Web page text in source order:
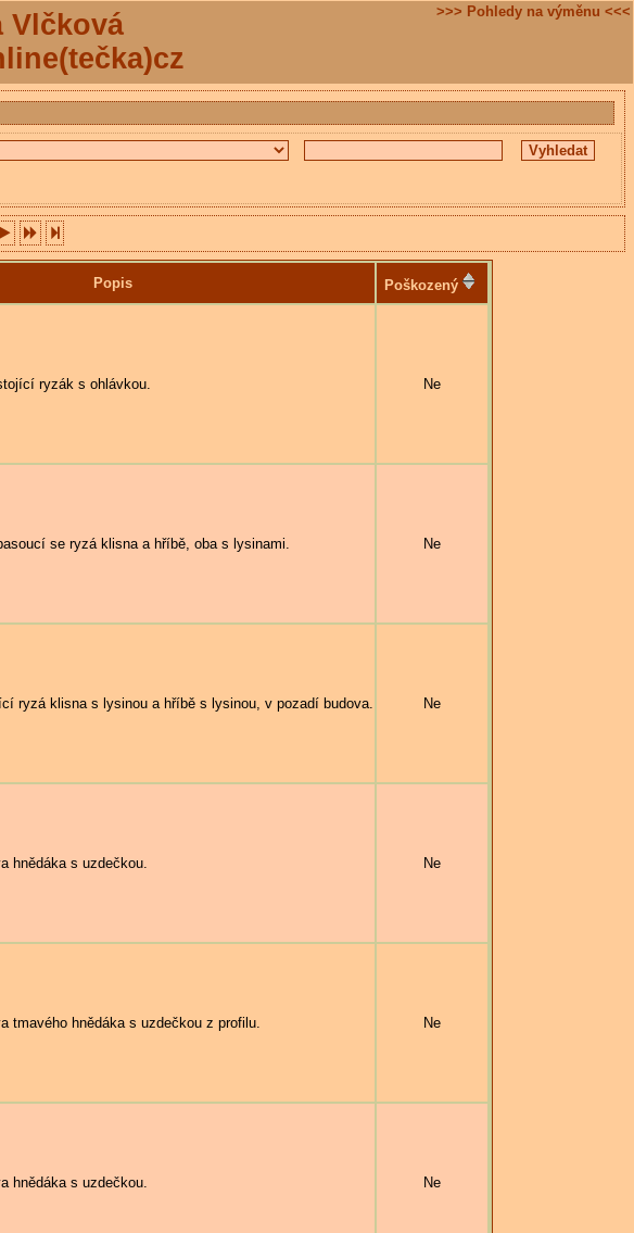
Vlčková
>>> Pohledy na výměnu <<<
Popis Poškozený
ryzák s ohlávkou. Ne
se ryzá klisna a hříbě, oba s lysinami. Ne
ryzá klisna s lysinou a hříbě s lysinou, v pozadí budova. Ne
hnědáka s uzdečkou. Ne
tmavého hnědáka s uzdečkou z profilu. Ne
hnědáka s uzdečkou. Ne